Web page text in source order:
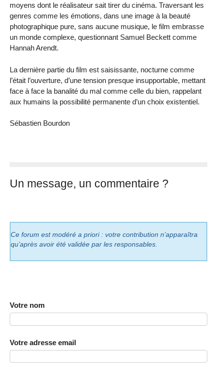
moyens dont le réalisateur sait tirer du cinéma. Traversant les
genres comme les émotions, dans une image à la beauté
photographique pure, sans aucune musique, le film embrasse
un monde complexe, questionnant Samuel Beckett comme
Hannah Arendt.
La dernière partie du film est saisissante, nocturne comme
l’était l’ouverture, d’une tension presque insupportable, mettant
face à face la banalité du mal comme celle du bien, rappelant
aux humains la possibilité permanente d’un choix existentiel.
Sébastien Bourdon
Un message, un commentaire ?
Ce forum est modéré a priori : votre contribution n’apparaîtra
qu’après avoir été validée par les responsables.
Votre nom
Votre adresse email